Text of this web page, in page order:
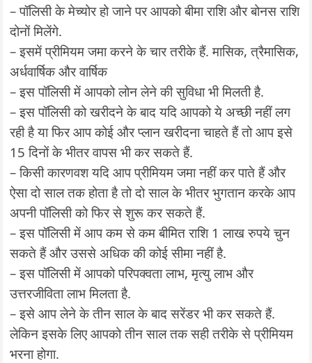
– पॉलिसी के मेच्योर हो जाने पर आपको बीमा राशि और बोनस राशि
दोनों मिलेंगे.
– इसमें प्रीमियम जमा करने के चार तरीके हैं. मासिक, त्रैमासिक,
अर्धवार्षिक और वार्षिक
– इस पॉलिसी में आपको लोन लेने की सुविधा भी मिलती है.
– इस पॉलिसी को खरीदने के बाद यदि आपको ये अच्छी नहीं लग
रही है या फिर आप कोई और प्लान खरीदना चाहते हैं तो आप इसे
15 दिनों के भीतर वापस भी कर सकते हैं.
– किसी कारणवश यदि आप प्रीमियम जमा नहीं कर पाते हैं और
ऐसा दो साल तक होता है तो दो साल के भीतर भुगतान करके आप
अपनी पॉलिसी को फिर से शुरू कर सकते हैं.
– इस पॉलिसी में आप कम से कम बीमित राशि 1 लाख रुपये चुन
सकते हैं और उससे अधिक की कोई सीमा नहीं है.
– इस पॉलिसी में आपको परिपक्वता लाभ, मृत्यु लाभ और
उत्तरजीविता लाभ मिलता है.
– इसे आप लेने के तीन साल के बाद सरेंडर भी कर सकते हैं.
लेकिन इसके लिए आपको तीन साल तक सही तरीके से प्रीमियम
भरना होगा.